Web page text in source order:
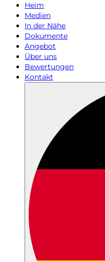
Heim
Medien
In der Nähe
Dokumente
Angebot
Über uns
Bewertungen
Kontakt